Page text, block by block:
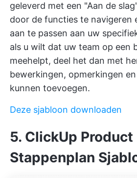
geleverd met een "Aan de
door de functies te navigeren
aan te passen aan uw
als u wilt dat uw team op een
meehelpt, deel het dan met
bewerkingen, opmerkingen
kunnen toevoegen.
Deze sjabloon downloaden
5. ClickUp Product
Stappenplan